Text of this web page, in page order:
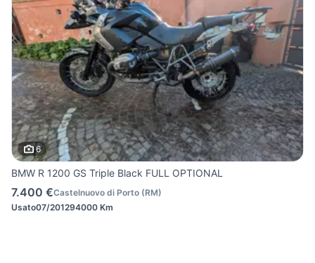
6
BMW R 1200 GS Triple Black FULL OPTIONAL
7.400 €Castelnuovo di Porto (RM)
Usato07/201294000 Km